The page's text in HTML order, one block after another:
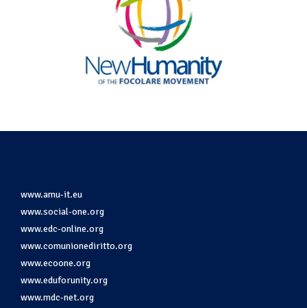
www.amu-it.eu
www.social-one.org
www.edc-online.org
www.comunionediritto.org
www.ecoone.org
www.eduforunity.org
www.mdc-net.org